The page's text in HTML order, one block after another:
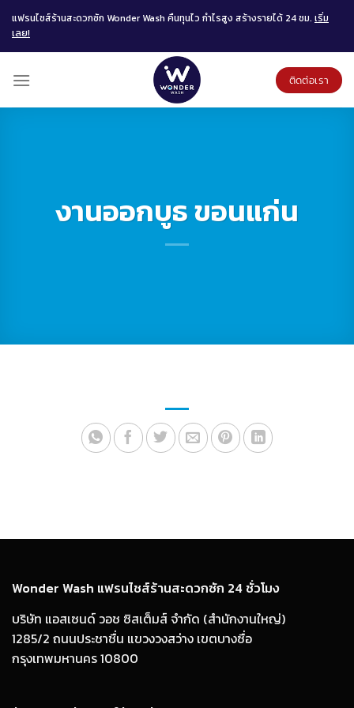
content
แฟรนไชส์ร้านสะดวกซัก Wonder Wash คืนทุนไว กำไรสูง สร้างรายได้ 24 ชม. เริ่ม
เลย!
ติดต่อเรา
งานออกบูธ ขอนแก่น
Wonder Wash แฟรนไชส์ร้านสะดวกซัก 24 ชั่วโมง
บริษัท แอสเซนด์ วอช ซิสเต็มส์ จำกัด (สำนักงานใหญ่)
1285/2 ถนนประชาชื่น แขวงวงสว่าง เขตบางซื่อ
กรุงเทพมหานคร 10800